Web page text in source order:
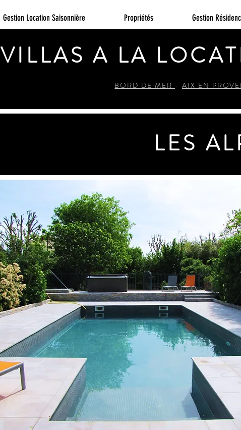
Gestion Location Saisonnière Propriétés Gestion
VILLAS A LA
BORD DE MER - AIX EN
LES